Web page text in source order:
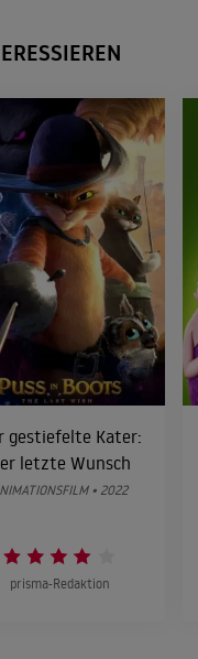
gestiefelte Kater:
letzte Wunsch
• 2022
prisma-Redaktion